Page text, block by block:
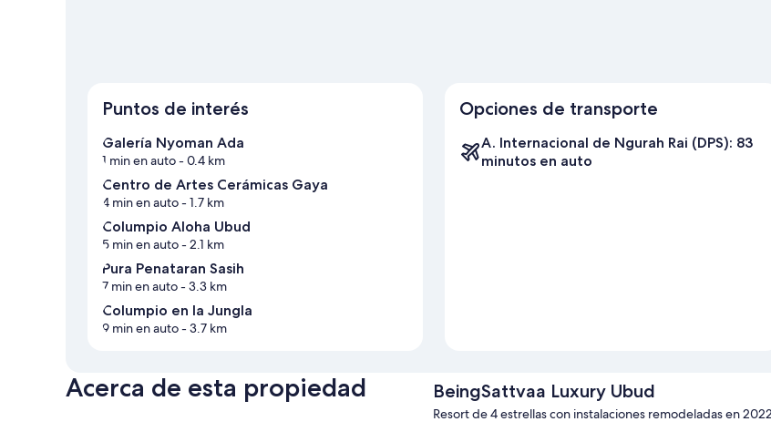
Puntos de interés
Galería Nyoman Ada
1 min en auto- 0.4 km
Centro de Artes Cerámicas Gaya
4 min en auto- 1.7 km
Columpio Aloha Ubud
5 min en auto- 2.1 km
Pura Penataran Sasih
7 min en auto- 3.3 km
Columpio en la Jungla
9 min en auto- 3.7 km
Opciones de transporte
A. Internacional de Ngurah Rai (DPS): 83
minutos en auto
Acerca de esta propiedad BeingSattvaa Luxury Ubud
Resort de 4 estrellas con instalaciones remodeladas en